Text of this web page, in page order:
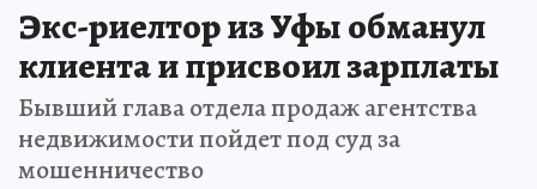
Экс-риелтор из Уфы обманул
клиента и присвоил зарплаты
Бывший глава отдела продаж агентства
недвижимости пойдет под суд за
мошенничество